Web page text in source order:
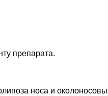
препарата.
носа и